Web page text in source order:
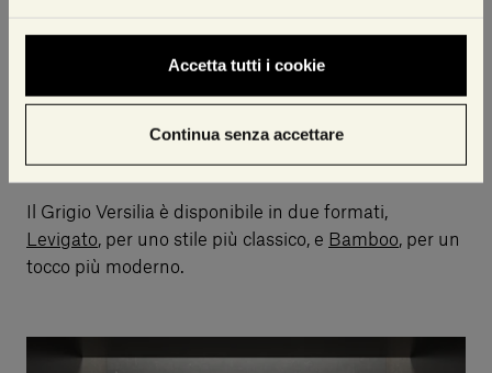
Accetta tutti i cookie
Continua senza accettare
Anche in questo caso,le lastre possono presentare
sfumature differenti, che dipendono dalle diverse
strappi, da considerarsi perfettamente naturali.
Il Grigio Versilia è disponibile in due formati,
Levigato, per uno stile più classico, e Bamboo, per un
tocco più moderno.